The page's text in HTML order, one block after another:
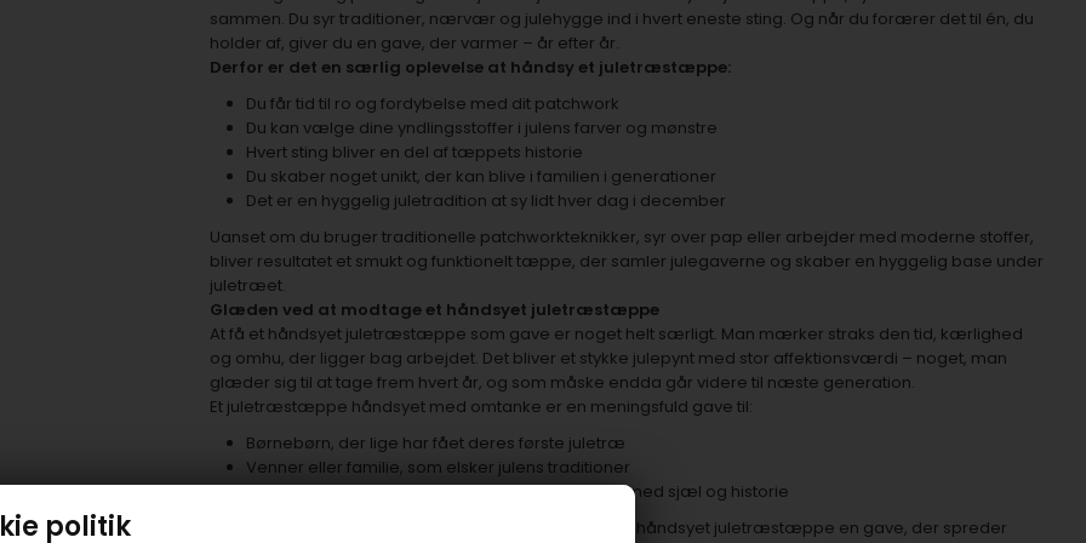
politik
sammen. Du syr traditioner, nærvær og julehygge ind i hvert eneste sting. Og når du forærer det til én, du
holder af, giver du en gave, der varmer – år efter år.
Derfor er det en særlig oplevelse at håndsy et juletræstæppe:
Du får tid til ro og fordybelse med dit patchwork
Du kan vælge dine yndlingsstoffer i julens farver og mønstre
Hvert sting bliver en del af tæppets historie
Du skaber noget unikt, der kan blive i familien i generationer
Det er en hyggelig juletradition at sy lidt hver dag i december
Uanset om du bruger traditionelle patchworkteknikker, syr over pap eller arbejder med moderne stoffer,
bliver resultatet et smukt og funktionelt tæppe, der samler julegaverne og skaber en hyggelig base under
juletræet.
Glæden ved at modtage et håndsyet juletræstæppe
At få et håndsyet juletræstæppe som gave er noget helt særligt. Man mærker straks den tid, kærlighed
og omhu, der ligger bag arbejdet. Det bliver et stykke julepynt med stor affektionsværdi – noget, man
glæder sig til at tage frem hvert år, og som måske endda går videre til næste generation.
Et juletræstæppe håndsyet med omtanke er en meningsfuld gave til:
Børnebørn, der lige har fået deres første juletræ
Venner eller familie, som elsker julens traditioner
Dig selv, hvis du drømmer om et juletræstæppe med sjæl og historie
Uanset om du syr til dig selv eller en du holder af, er et håndsyet juletræstæppe en gave, der spreder